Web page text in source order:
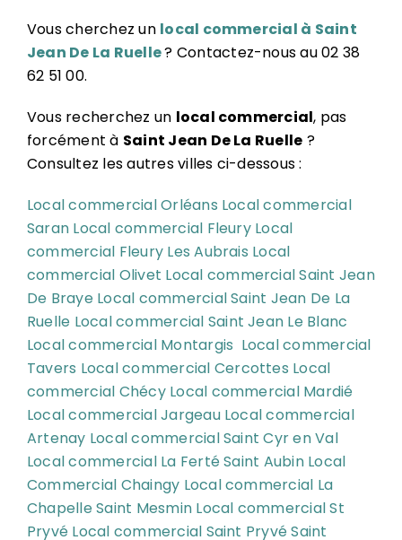
Vous cherchez un local commercial à Saint
Jean De La Ruelle? Contactez-nous au 02 38
62 51 00.
Vous recherchez un local commercial, pas
forcément à Saint Jean De La Ruelle ?
Consultez les autres villes ci-dessous :
Local commercial Orléans Local commercial
Saran Local commercial Fleury Local
commercial Fleury Les Aubrais Local
commercial Olivet Local commercial Saint Jean
De Braye Local commercial Saint Jean De La
Ruelle Local commercial Saint Jean Le Blanc
Local commercial Montargis Local commercial
Tavers Local commercial Cercottes Local
commercial Chécy Local commercial Mardié
Local commercial Jargeau Local commercial
Artenay Local commercial Saint Cyr en Val
Local commercial La Ferté Saint Aubin Local
Commercial Chaingy Local commercial La
Chapelle Saint Mesmin Local commercial St
Pryvé Local commercial Saint Pryvé Saint